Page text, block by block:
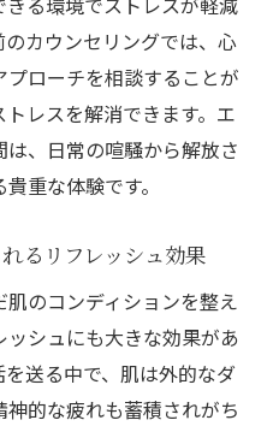
カウンセリングでは、心
ローチを相談することが
レスを解消できます。エ
、日常の喧騒から解放さ
重な体験です。
るリフレッシュ効果
のコンディションを整え
シュにも大きな効果があ
送る中で、肌は外的なダ
的な疲れも蓄積されがち